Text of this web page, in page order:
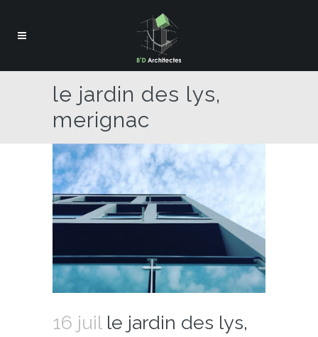
le jardin des lys,
merignac
16 juille jardin des lys,